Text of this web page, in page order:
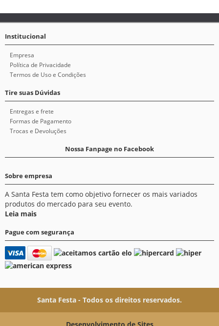
Institucional
Empresa
Política de Privacidade
Termos de Uso e Condições
Tire suas Dúvidas
Entregas e frete
Formas de Pagamento
Trocas e Devoluções
Nossa Fanpage no Facebook
Sobre empresa
A Santa Festa tem como objetivo fornecer os mais variados
produtos do mercado para seu evento.
Leia mais
Pague com segurança
Santa Festa - Todos os direitos reservados.